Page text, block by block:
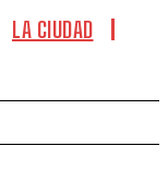
LA CIUDAD